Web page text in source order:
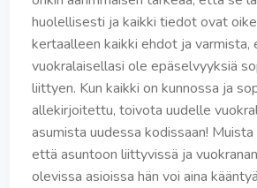
huolellisesti ja kaikki tiedot ovat
kertaalleen kaikki ehdot ja varmista,
vuokralaisellasi ole epäselvyyksiä
liittyen. Kun kaikki on kunnossa ja
allekirjoitettu, toivota uudelle
asumista uudessa kodissaan!
että asuntoon liittyvissä ja
olevissa asioissa hän voi aina